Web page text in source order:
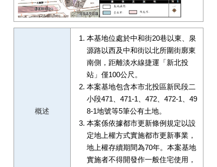
概述
本基地位處於中和街20巷以東、泉
源路以西及中和街以北所圍街廓東
南側，距離淡水線捷運「新北投
站」僅100公尺。
本案基地包含本市北投區新民段二
小段471、471-1、472、472-1、49
8-1地號等5筆公有土地。
本案係依據都市更新條例規定以設
定地上權方式實施都市更新事業，
地上權存續期間為70年。本案基地
實施者不得開發作一般住宅使用，